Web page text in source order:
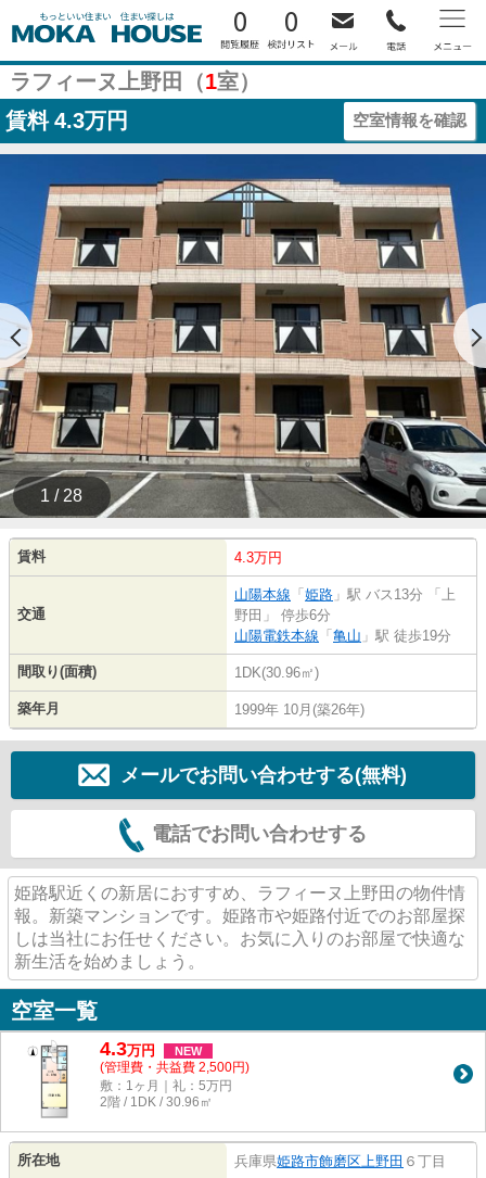
0 0
ラフィーヌ上野田（1室）
賃料 4.3万円 空室情報を確認
1 / 28
賃料 4.3万円
交通
山陽本線 「 姫路 」駅 バス13分 「上
野田」 停歩6分
山陽電鉄本線 「 亀山 」駅 徒歩19分
間取り(面積) 1DK(30.96㎡)
築年月 1999年 10月(築26年)
メールでお問い合わせする(無料)
電話でお問い合わせする
姫路駅近くの新居におすすめ、ラフィーヌ上野田の物件情
報。新築マンションです。姫路市や姫路付近でのお部屋探
しは当社にお任せください。お気に入りのお部屋で快適な
新生活を始めましょう。
空室一覧
4.3万円 NEW
(管理費・共益費 2,500円)
敷：1ヶ月｜礼：5万円
2階 / 1DK / 30.96㎡
所在地 兵庫県姫路市飾磨区上野田 ６丁目